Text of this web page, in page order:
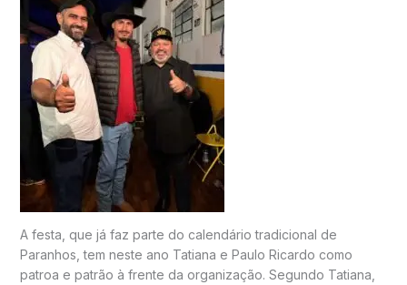
A festa, que já faz parte do calendário tradicional de
Paranhos, tem neste ano Tatiana e Paulo Ricardo como
patroa e patrão à frente da organização. Segundo Tatiana,